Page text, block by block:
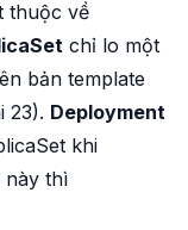
thuộc về
chỉ lo một
bản template
23). Deployment
khi
này thì